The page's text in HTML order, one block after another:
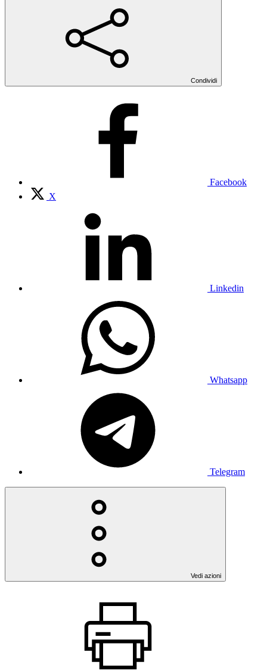
Condividi
Facebook
X
Linkedin
Whatsapp
Telegram
Vedi azioni